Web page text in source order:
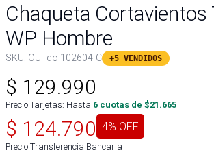
Chaqueta Cortavientos
WP Hombre
SKU: OUTdoi102604-C +5 VENDIDOS
$ 129.990
Precio Tarjetas: Hasta 6 cuotas de $21.665
$ 124.790 4% OFF
Precio Transferencia Bancaria